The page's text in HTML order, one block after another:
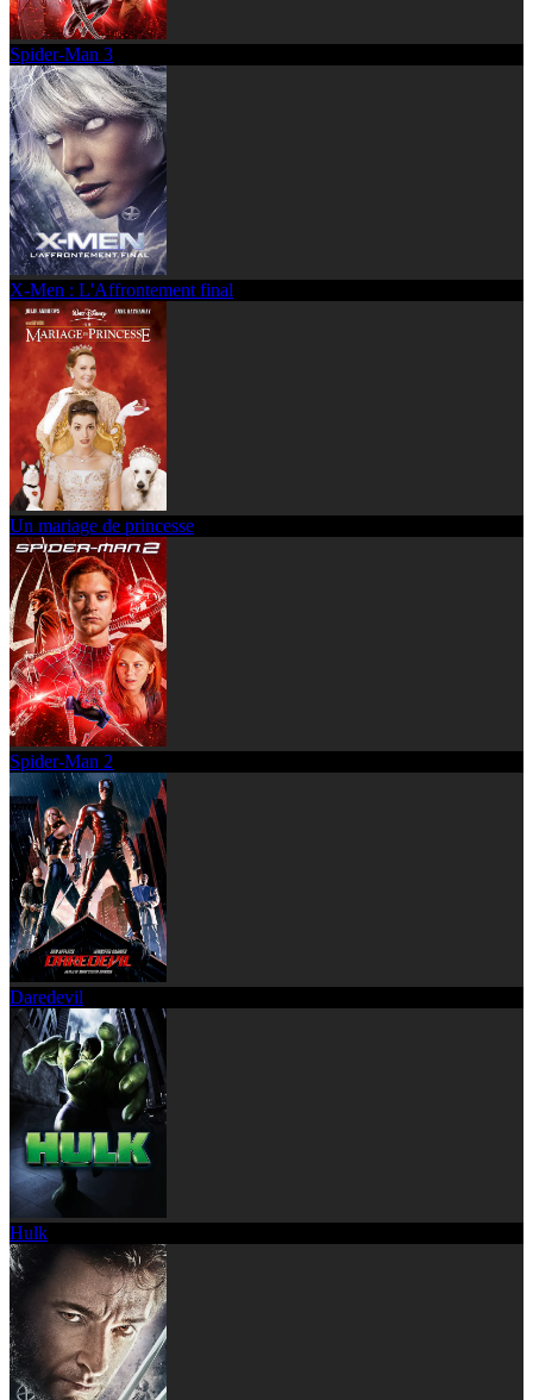
Spider-Man 3
X-Men : L'Affrontement final
Un mariage de princesse
Spider-Man 2
Daredevil
Hulk